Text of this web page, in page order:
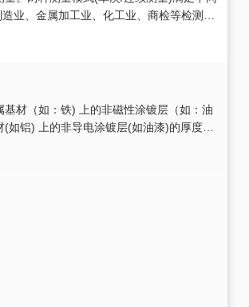
业、金属加工业、化工业、商检等检测领
材（如：铁) 上的非磁性涂镀层（如：油
铝) 上的非导电涂镀层(如油漆)的厚度。